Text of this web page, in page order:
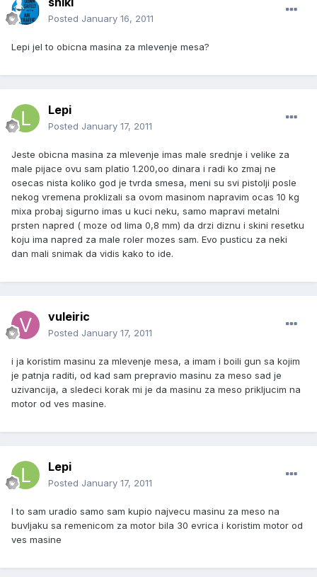
Posted January 16, 2011
Lepi jel to obicna masina za mlevenje mesa?
Lepi
Posted January 17, 2011
Jeste obicna masina za mlevenje imas male srednje i velike za
male pijace ovu sam platio 1.200,oo dinara i radi ko zmaj ne
osecas nista koliko god je tvrda smesa, meni su svi pistolji posle
nekog vremena proklizali sa ovom masinom napravim ocas 10 kg
mixa probaj sigurno imas u kuci neku, samo mapravi metalni
prsten napred ( moze od lima 0,8 mm) da drzi diznu i skini resetku
koju ima napred za male roler mozes sam. Evo pusticu za neki
dan mali snimak da vidis kako to ide.
vuleiric
Posted January 17, 2011
i ja koristim masinu za mlevenje mesa, a imam i boili gun sa kojim
je patnja raditi, od kad sam prepravio masinu za meso sad je
uzivancija, a sledeci korak mi je da masinu za meso prikljucim na
motor od ves masine.
Lepi
Posted January 17, 2011
I to sam uradio samo sam kupio najvecu masinu za meso na
buvljaku sa remenicom za motor bila 30 evrica i koristim motor od
ves masine